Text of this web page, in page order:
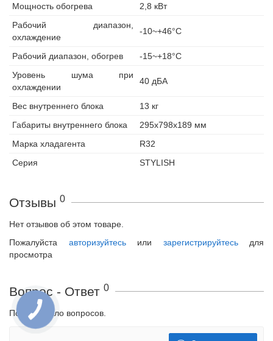
Мощность обогрева
2,8 кВт
Рабочий диапазон,
охлаждение
-10~+46°С
Рабочий диапазон, обогрев
-15~+18°С
Уровень шума при
охлаждении
40 дБА
Вес внутреннего блока
13 кг
Габариты внутреннего блока
295x798x189 мм
Марка хладагента
R32
Серия
STYLISH
Отзывы 0
Нет отзывов об этом товаре.
Пожалуйста авторизуйтесьили зарегистрируйтесьдля
просмотра
Вопрос - Ответ 0
Пока не было вопросов.